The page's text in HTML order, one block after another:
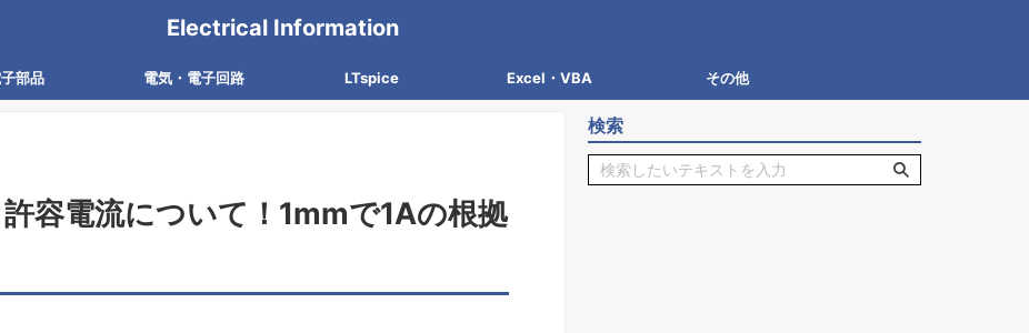
Electrical Information
部品 電気・電子回路 LTspice Excel・VBA その他
許容電流について！1mmで1Aの根拠
検索